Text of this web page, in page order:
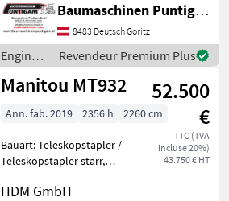
19733 Baumaschinen
Puntigam GmbH Unser
Spezialgebiet: A
Baumaschinen Puntigam GmbH
8483 Deutsch Goritz
Engins
de
chantier
Manitou
Revendeur Premium Plus
Manitou MT932
52.500
€
TTC (TVA
incluse 20%)
43.750 € HT
Ann. fab. 2019 2356 h 2260 cm
Bauart: Teleskopstapler /
Teleskopstapler starr,
2300mm, Engins de
HDM GmbH